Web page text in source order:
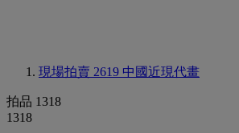
現場拍賣 2619 中國近現代畫
拍品 1318
1318